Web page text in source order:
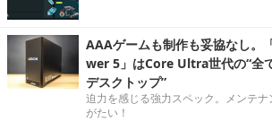
AAAゲームも制作も妥協なし
wer 5」はCore Ultra世代の“全
デスクトップ”
迫力を感じる強力スペック。メンテナ
がたい！